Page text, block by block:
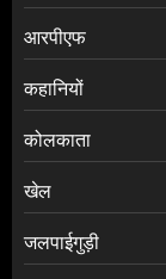
आरपीएफ
कहानियों
कोलकाता
खेल
जलपाईगुड़ी